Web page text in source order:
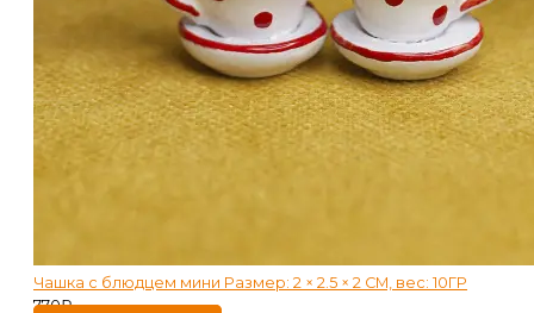
Чашка с блюдцем мини Размер: 2 × 2.5 × 2 СМ, вес: 10ГР
770₽